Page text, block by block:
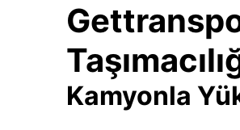
Kamyonla